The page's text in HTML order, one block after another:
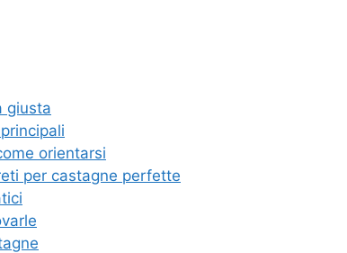
giusta
orientarsi
per castagne perfette